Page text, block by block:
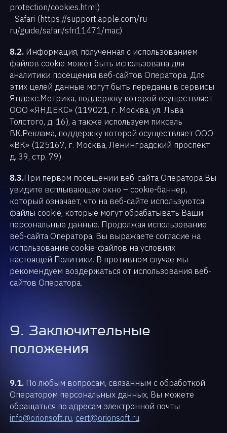
Wiki
Портал заказчика
Техподдержка
Партнерский портал
СВЯЗАТЬСЯ С НАМИ
protection/cookies.html)
- Safari (https://support.apple.com/ru-
ru/guide/safari/sfri11471/mac)
8.2. Информация, полученная с использованием
файлов cookie может быть использована для
аналитики посещения веб-сайтов Оператора. Для
этих целей данные могут быть переданы в сервисы
Яндекс.Метрика, поддержку которой осуществляет
ООО «ЯНДЕКС» (119021, г. Москва, ул. Льва
Толстого, д. 16), а также используем пиксель
ВК.Реклама, поддержку которой осуществляет ООО
«ВК» (125167, г. Москва, Ленинградский проспект
д. 39, стр. 79).
8.3.При первом посещении веб-сайта Оператора Вы
увидите всплывающее окно – cookie-баннер,
который означает, что на веб-сайте используются
файлы cookie, которые могут обрабатывать Ваши
персональные данные. Продолжая использование
веб-сайта Оператора, Вы выражаете согласие на
использование cookie-файлов на условиях
настоящей Политики. В противном случае мы
рекомендуем воздержаться от использования веб-
сайтов Оператора.
9. Заключительные
положения
9.1. По любым вопросам, связанным с обработкой
Оператором персональных данных, Вы можете
обращаться по адресам электронной почты
info@orionsoft.ru, cert@orionsoft.ru.